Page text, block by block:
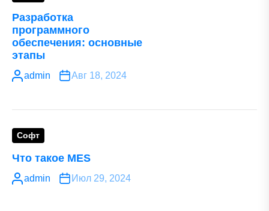
Разработка
программного
обеспечения: основные
этапы
admin Авг 18, 2024
Софт
Что такое MES
admin Июл 29, 2024